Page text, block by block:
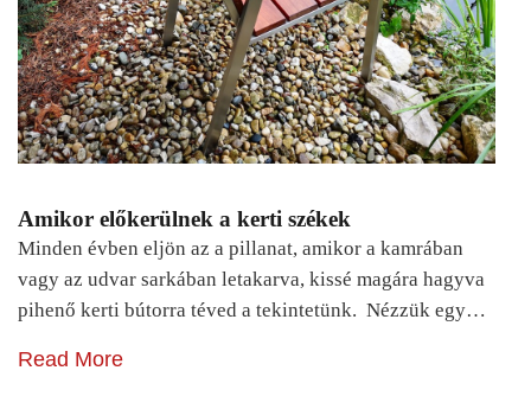
Amikor előkerülnek a kerti székek
Minden évben eljön az a pillanat, amikor a kamrában
vagy az udvar sarkában letakarva, kissé magára hagyva
pihenő kerti bútorra téved a tekintetünk. Nézzük egy…
Read More